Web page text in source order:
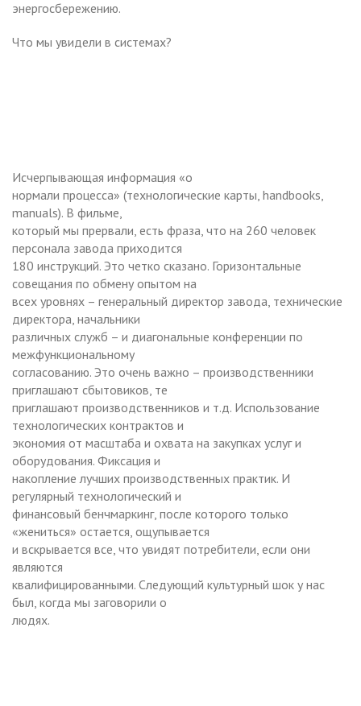
энергосбережению.
Что мы увидели в системах?
Исчерпывающая информация «о
нормали процесса» (технологические карты, handbooks,
manuals). В фильме,
который мы прервали, есть фраза, что на 260 человек
персонала завода приходится
180 инструкций. Это четко сказано. Горизонтальные
совещания по обмену опытом на
всех уровнях – генеральный директор завода, технические
директора, начальники
различных служб – и диагональные конференции по
межфункциональному
согласованию. Это очень важно – производственники
приглашают сбытовиков, те
приглашают производственников и т.д. Использование
технологических контрактов и
экономия от масштаба и охвата на закупках услуг и
оборудования. Фиксация и
накопление лучших производственных практик. И
регулярный технологический и
финансовый бенчмаркинг, после которого только
«жениться» остается, ощупывается
и вскрывается все, что увидят потребители, если они
являются
квалифицированными. Следующий культурный шок у нас
был, когда мы заговорили о
людях.